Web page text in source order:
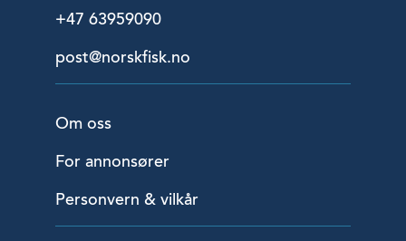
+47 63959090
post@norskfisk.no
Om oss
For annonsører
Personvern & vilkår